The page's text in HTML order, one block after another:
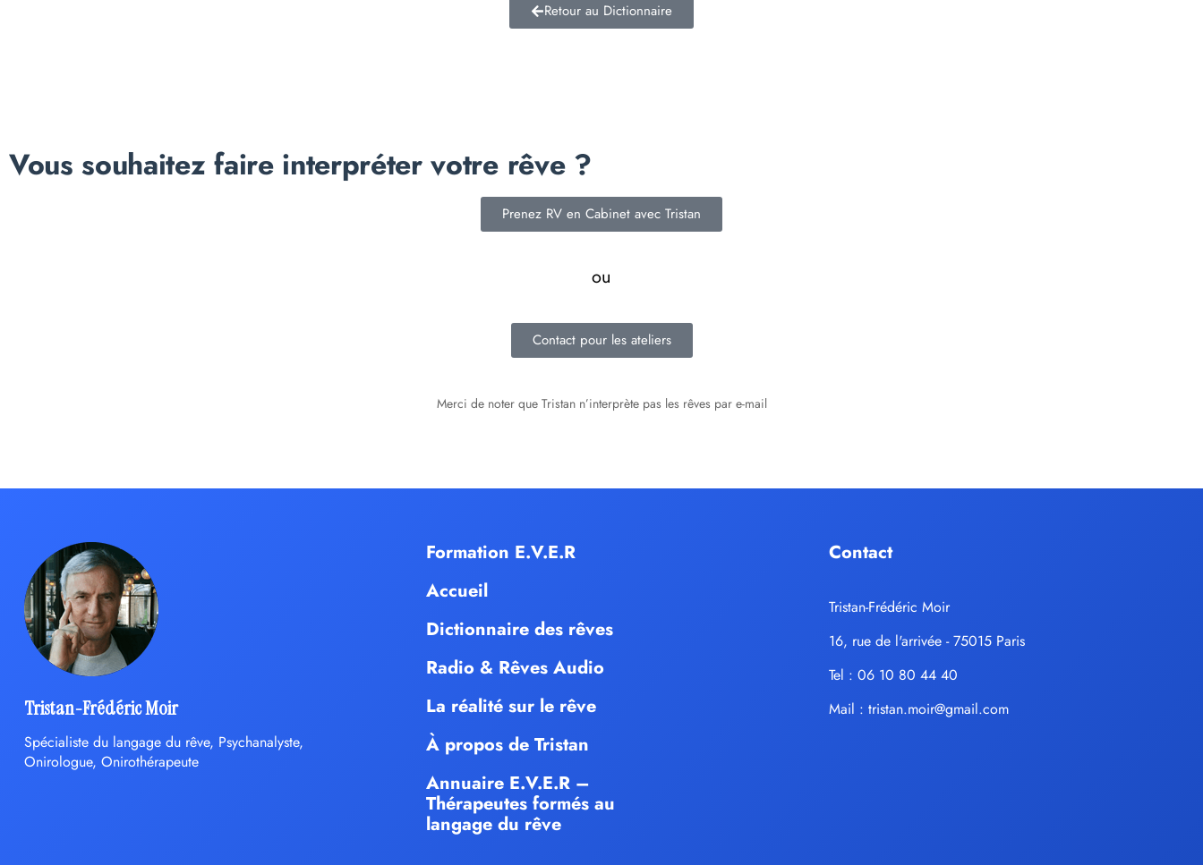
Retour au Dictionnaire
Vous souhaitez faire interpréter votre rêve ?
Prenez RV en Cabinet avec Tristan
ou
Contact pour les ateliers
Merci de noter que Tristan n’interprète pas les rêves par e-mail
Tristan-Frédéric Moir
Spécialiste du langage du rêve, Psychanalyste,
Onirologue, Onirothérapeute
Formation E.V.E.R
Accueil
Dictionnaire des rêves
Radio & Rêves Audio
La réalité sur le rêve
À propos de Tristan
Annuaire E.V.E.R –
Thérapeutes formés au
langage du rêve
Contact
Tristan-Frédéric Moir
16, rue de l'arrivée - 75015 Paris
Tel : 06 10 80 44 40
Mail :tristan.moir@gmail.com